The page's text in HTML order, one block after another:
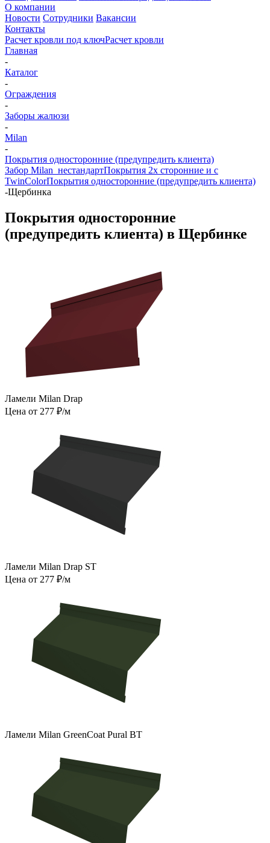
О компании
Новости Сотрудники Вакансии
Контакты
Расчет кровли под ключРасчет кровли
Главная
-
Каталог
-
Ограждения
-
Заборы жалюзи
-
Milan
-
Покрытия односторонние (предупредить клиента)
Забор Milan_нестандартПокрытия 2х сторонние и с
TwinColorПокрытия односторонние (предупредить клиента)
-Щербинка
Покрытия односторонние
(предупредить клиента) в Щербинке
Ламели Milan Drap
Цена от 277 ₽/м
Ламели Milan Drap ST
Цена от 277 ₽/м
Ламели Milan GreenCoat Pural BT